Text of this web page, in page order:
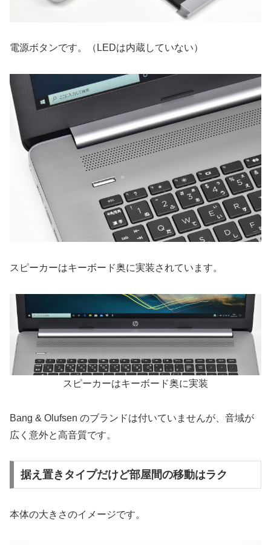
電源ボタンです。（LEDは内蔵していない）
スピーカーはキーボード奥に実装されています。
スピーカーはキーボード奥に実装
Bang & Olufsen のブランドは付いていませんが、音域が
広く意外と高音質です。
据え置きタイプだけど部屋間の移動はラク
本体の大きさのイメージです。